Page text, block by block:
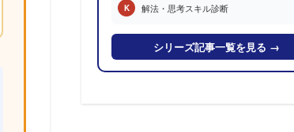
K 解法・思考スキル診断
シリーズ記事一覧を見る →